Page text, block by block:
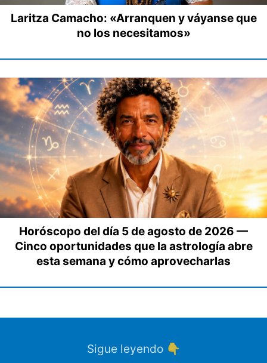
Laritza Camacho: «Arranquen y váyanse que
no los necesitamos»
Horóscopo del día 5 de agosto de 2026 —
Cinco oportunidades que la astrología abre
esta semana y cómo aprovecharlas
Sigue leyendo 👇